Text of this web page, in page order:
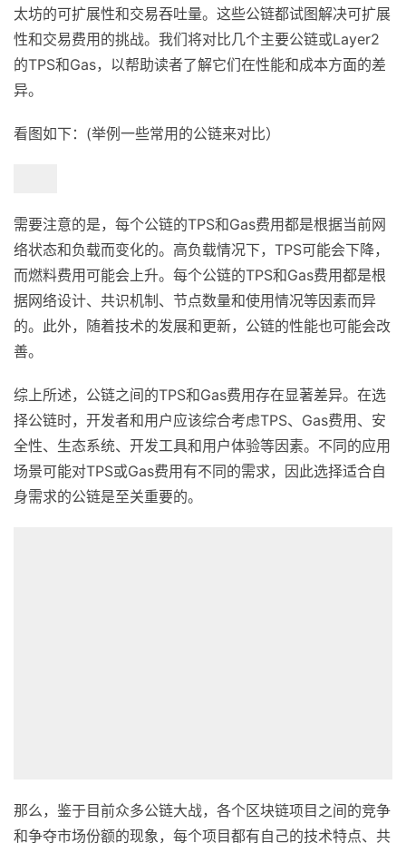
太坊的可扩展性和交易吞吐量。这些公链都试图解决可扩展
性和交易费用的挑战。我们将对比几个主要公链或Layer2
的TPS和Gas，以帮助读者了解它们在性能和成本方面的差
异。
看图如下：(举例一些常用的公链来对比）
需要注意的是，每个公链的TPS和Gas费用都是根据当前网
络状态和负载而变化的。高负载情况下，TPS可能会下降，
而燃料费用可能会上升。每个公链的TPS和Gas费用都是根
据网络设计、共识机制、节点数量和使用情况等因素而异
的。此外，随着技术的发展和更新，公链的性能也可能会改
善。
综上所述，公链之间的TPS和Gas费用存在显著差异。在选
择公链时，开发者和用户应该综合考虑TPS、Gas费用、安
全性、生态系统、开发工具和用户体验等因素。不同的应用
场景可能对TPS或Gas费用有不同的需求，因此选择适合自
身需求的公链是至关重要的。
那么，鉴于目前众多公链大战，各个区块链项目之间的竞争
和争夺市场份额的现象，每个项目都有自己的技术特点、共